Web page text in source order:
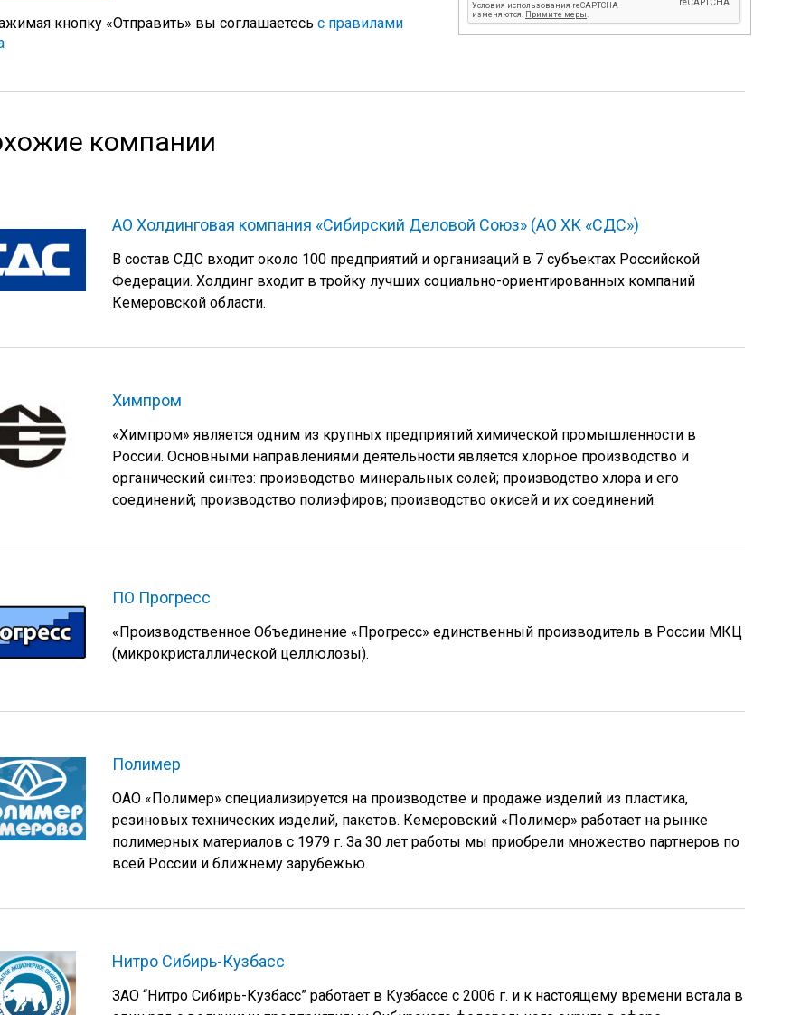
кнопку «Отправить» вы соглашаетесь с правилами
компании
АО Холдинговая компания «Сибирский Деловой Союз» (АО ХК «СДС»)
В состав СДС входит около 100 предприятий и организаций в 7 субъектах Российской
Федерации. Холдинг входит в тройку лучших социально-ориентированных компаний
Кемеровской области.
Химпром
«Химпром» является одним из крупных предприятий химической промышленности в
России. Основными направлениями деятельности является хлорное производство и
органический синтез: производство минеральных солей; производство хлора и его
соединений; производство полиэфиров; производство окисей и их соединений.
ПО Прогресс
«Производственное Объединение «Прогресс» единственный производитель в России МКЦ
(микрокристаллической целлюлозы).
Полимер
ОАО «Полимер» специализируется на производстве и продаже изделий из пластика,
резиновых технических изделий, пакетов. Кемеровский «Полимер» работает на рынке
полимерных материалов с 1979 г. За 30 лет работы мы приобрели множество партнеров по
всей России и ближнему зарубежью.
Нитро Сибирь-Кузбасс
ЗАО “Нитро Сибирь-Кузбасс” работает в Кузбассе с 2006 г. и к настоящему времени встала в